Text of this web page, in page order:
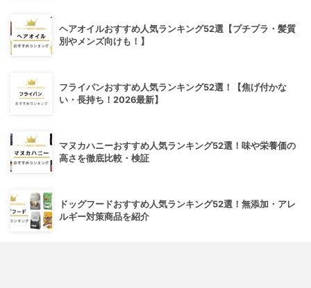
ヘアオイルおすすめ人気ランキング52選【プチプラ・髪質
別やメンズ向けも！】
フライパンおすすめ人気ランキング52選！【焦げ付かな
い・長持ち！2026最新】
マヌカハニーおすすめ人気ランキング52選！味や栄養価の
高さを徹底比較・検証
ドッグフードおすすめ人気ランキング52選！無添加・アレ
ルギー対策商品を紹介